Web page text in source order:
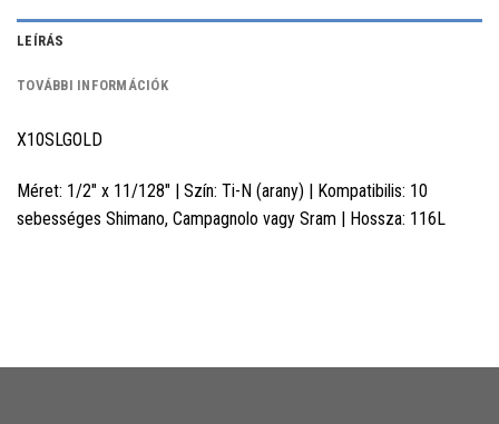
LEÍRÁS
TOVÁBBI INFORMÁCIÓK
X10SLGOLD
Méret: 1/2" x 11/128" | Szín: Ti-N (arany) | Kompatibilis: 10
sebességes Shimano, Campagnolo vagy Sram | Hossza: 116L